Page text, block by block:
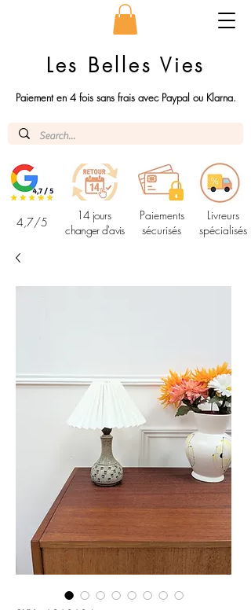
Les Belles Vies
Paiement en 4 fois sans frais avec Paypal ou Klarna.
4,7/5
14 jours
changer d'avis
Paiements
sécurisés
Livreurs
spécialisés